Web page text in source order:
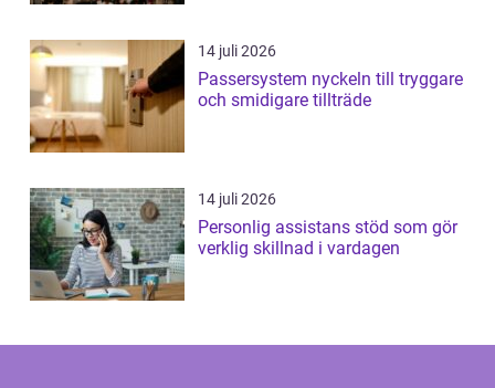
14 juli 2026
Passersystem nyckeln till tryggare
och smidigare tillträde
14 juli 2026
Personlig assistans stöd som gör
verklig skillnad i vardagen